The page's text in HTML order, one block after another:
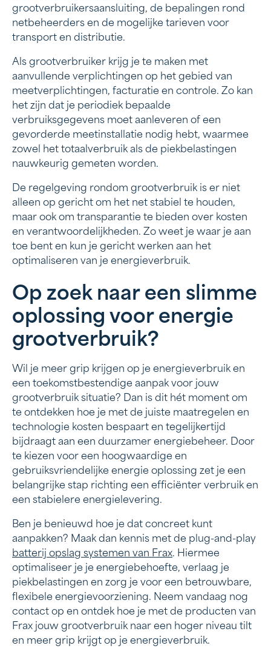
grootverbruikersaansluiting, de bepalingen rond
netbeheerders en de mogelijke tarieven voor
transport en distributie.
Als grootverbruiker krijg je te maken met
aanvullende verplichtingen op het gebied van
meetverplichtingen, facturatie en controle. Zo kan
het zijn dat je periodiek bepaalde
verbruiksgegevens moet aanleveren of een
gevorderde meetinstallatie nodig hebt, waarmee
zowel het totaalverbruik als de piekbelastingen
nauwkeurig gemeten worden.
De regelgeving rondom grootverbruik is er niet
alleen op gericht om het net stabiel te houden,
maar ook om transparantie te bieden over kosten
en verantwoordelijkheden. Zo weet je waar je aan
toe bent en kun je gericht werken aan het
optimaliseren van je energieverbruik.
Op zoek naar een slimme
oplossing voor energie
grootverbruik?
Wil je meer grip krijgen op je energieverbruik en
een toekomstbestendige aanpak voor jouw
grootverbruik situatie? Dan is dit hét moment om
te ontdekken hoe je met de juiste maatregelen en
technologie kosten bespaart en tegelijkertijd
bijdraagt aan een duurzamer energiebeheer. Door
te kiezen voor een hoogwaardige en
gebruiksvriendelijke energie oplossing zet je een
belangrijke stap richting een efficiënter verbruik en
een stabielere energielevering.
Ben je benieuwd hoe je dat concreet kunt
aanpakken? Maak dan kennis met de plug-and-play
batterij opslag systemen van Frax. Hiermee
optimaliseer je je energiebehoefte, verlaag je
piekbelastingen en zorg je voor een betrouwbare,
flexibele energievoorziening. Neem vandaag nog
contact op en ontdek hoe je met de producten van
Frax jouw grootverbruik naar een hoger niveau tilt
en meer grip krijgt op je energieverbruik.